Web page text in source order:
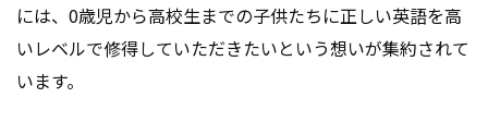
には、 0歳児から高校生までの子供たちに正しい英語を高
いレベルで修得していただきたいという想いが集約されて
います。